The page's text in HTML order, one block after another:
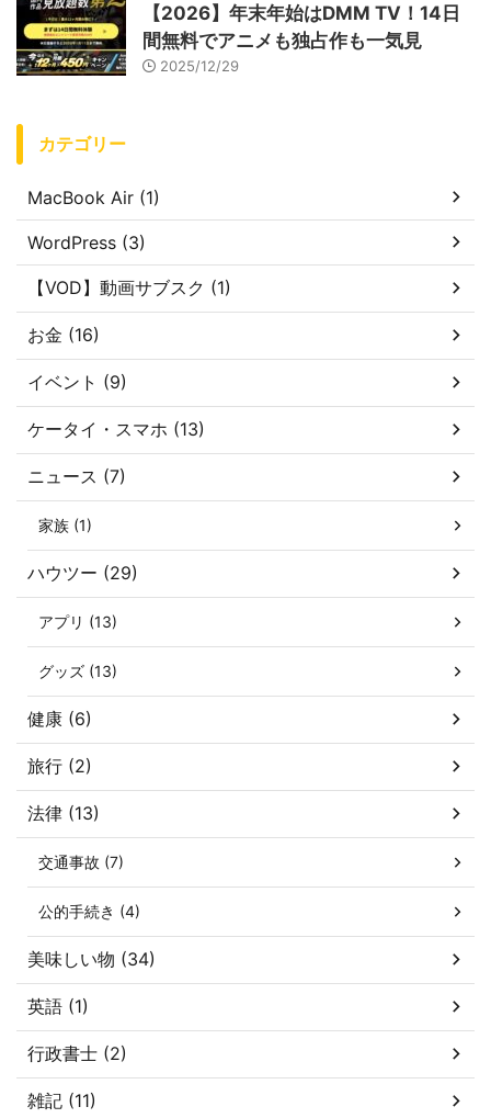
【2026】年末年始はDMM TV！14日
間無料でアニメも独占作も一気見
2025/12/29
カテゴリー
MacBook Air (1)
WordPress (3)
【VOD】動画サブスク (1)
お金 (16)
イベント (9)
ケータイ・スマホ (13)
ニュース (7)
家族 (1)
ハウツー (29)
アプリ (13)
グッズ (13)
健康 (6)
旅行 (2)
法律 (13)
交通事故 (7)
公的手続き (4)
美味しい物 (34)
英語 (1)
行政書士 (2)
雑記 (11)